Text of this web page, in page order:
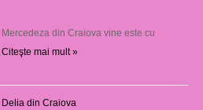
din Craiova vine este cu
Citeşte mai mult »
din Craiova